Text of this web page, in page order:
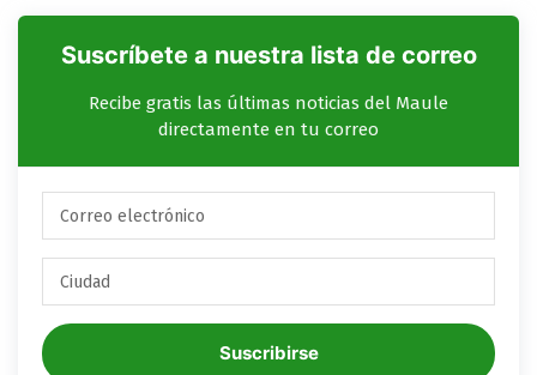
Suscríbete a nuestra lista de correo
Recibe gratis las últimas noticias del Maule
directamente en tu correo
Suscribirse